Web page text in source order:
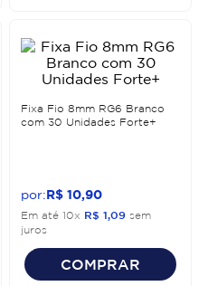
Fixa Fio 8mm RG6 Branco
com 30 Unidades Forte+
R$ 10 90
Em até 10x R$ 1 09 sem
juros
COMPRAR